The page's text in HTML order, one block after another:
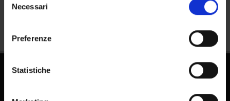
modificare o revocare il proprio consenso in qualsiasi
momento dalla Dichiarazione sui cookie o facendo clic
raccogliere informazioni sulla tua posizione
geografica, con un'approssimazione di qualche
delNecessari
Preferenze
Statistiche